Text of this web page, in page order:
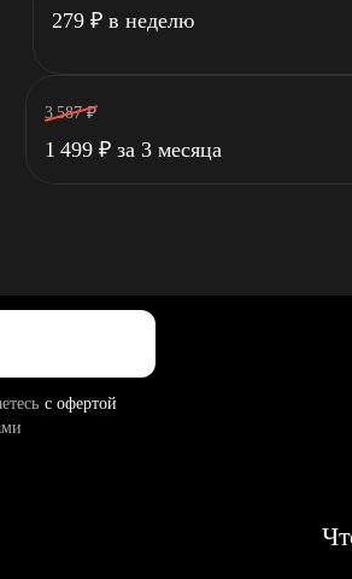
279 ₽ в неделю
3 587 ₽
1 499 ₽ за 3 месяца
с офертой